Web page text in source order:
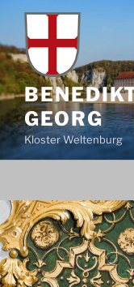
Zum
Inhalt
springen
GEORG
Kloster Weltenburg